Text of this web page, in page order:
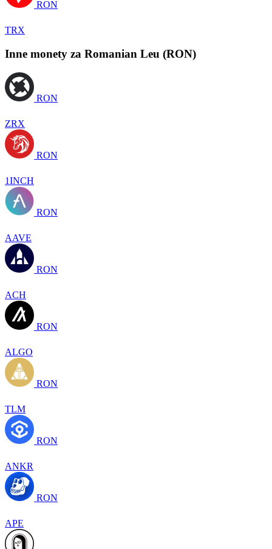
RON
TRX
Inne monety za Romanian Leu (RON)
RON
ZRX
RON
1INCH
RON
AAVE
RON
ACH
RON
ALGO
RON
TLM
RON
ANKR
RON
APE